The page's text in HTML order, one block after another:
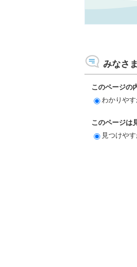
みなさ
このページの
わかりや
このページは
見つけや